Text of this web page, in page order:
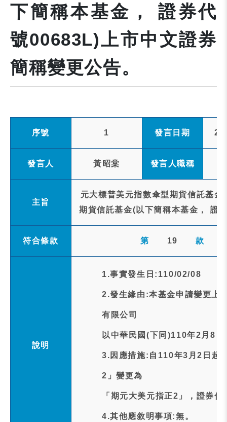
下簡稱本基金， 證券代
號00683L)上市中文證券
簡稱變更公告。
序號 1 發言日期
發言人 黃昭棠 發言人職稱
主旨
元大標普美元指數傘型期貨信託基
期貨信託基金(以下簡稱本基金， 證
符合條款 第 19 款
說明
1.事實發生日:110/02/08
2.發生緣由:本基金申請變更上
有限公司
以中華民國(下同)110年2月8
3.因應措施:自110年3月2日起
2」變更為
「期元大美元指正2」，證券代
4.其他應敘明事項:無。